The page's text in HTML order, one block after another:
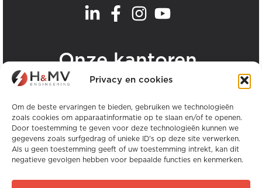
Privacy en cookies
Om de beste ervaringen te bieden, gebruiken we technologieën
zoals cookies om apparaatinformatie op te slaan en/of te openen.
Door toestemming te geven voor deze technologieën kunnen we
gegevens zoals surfgedrag of unieke ID's op deze site verwerken.
Als u geen toestemming geeft of uw toestemming intrekt, kan dit
negatieve gevolgen hebben voor bepaalde functies en kenmerken.
Onze kantoren.
Bekijk alle H&MV kantoren
Copyright © H&MV Engineering. Alle rechten